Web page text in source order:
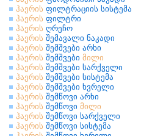
ჰაერის ფილტრაციის სისტემა
ჰაერის ფილტრი
ჰაერის ღრეჩო
ჰაერის შემავალი ნაკადი
ჰაერის შემშვები არხი
ჰაერის შემშვები მილი
ჰაერის შემშვები სარქველი
ჰაერის შემშვები სისტემა
ჰაერის შემშვები ხვრელი
ჰაერის შემწოვი არხი
ჰაერის შემწოვი მილი
ჰაერის შემწოვი სარქველი
ჰაერის შემწოვი სისტემა